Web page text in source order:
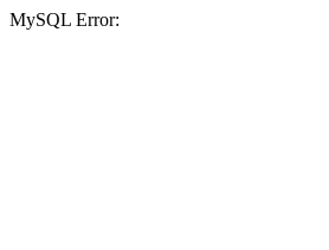
MySQL Error: